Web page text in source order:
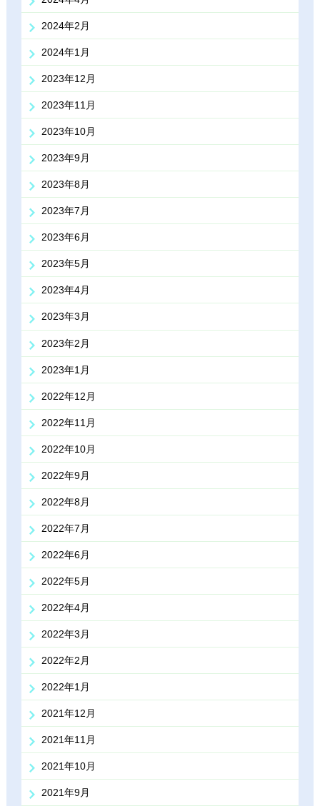
2024年2月
2024年1月
2023年12月
2023年11月
2023年10月
2023年9月
2023年8月
2023年7月
2023年6月
2023年5月
2023年4月
2023年3月
2023年2月
2023年1月
2022年12月
2022年11月
2022年10月
2022年9月
2022年8月
2022年7月
2022年6月
2022年5月
2022年4月
2022年3月
2022年2月
2022年1月
2021年12月
2021年11月
2021年10月
2021年9月